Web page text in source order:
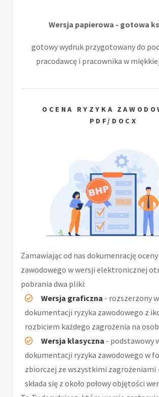
Wersja papierowa - gotowa
gotowy wydruk przygotowany do
pracodawcę i pracownika w
OCENA RYZYKA
PDF/DOCX
Zamawiając od nas dokumenrację
zawodowego w wersji elektronicznej
pobrania dwa pliki:
Wersja graficzna - rozszerzony
dokumentacji ryzyka zawodowego z
rozbiciem każdego zagrożenia na
Wersja klasyczna - podstawowy
dokumentacji ryzyka zawodowego w
zbiorczej ze wszystkimi zagrożeniami
składa się z około połowy objętości